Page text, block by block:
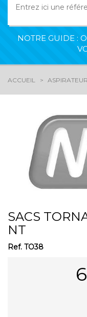
NOTRE GUIDE :
ACCUEIL ASPIRATEUR
SACS
NT
Ref. TO38